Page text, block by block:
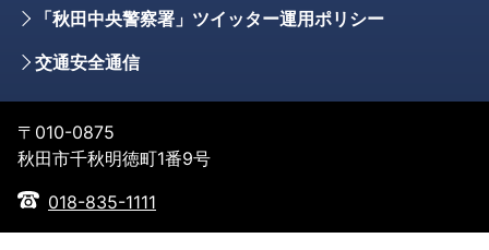
「秋田中央警察署」ツイッター運用ポリシー
交通安全通信
〒010-0875
秋田市千秋明徳町1番9号
018-835-1111